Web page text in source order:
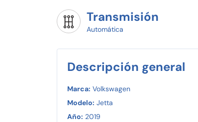
Transmisión
Automática
Descripción general
Marca: Volkswagen
Modelo: Jetta
Año: 2019